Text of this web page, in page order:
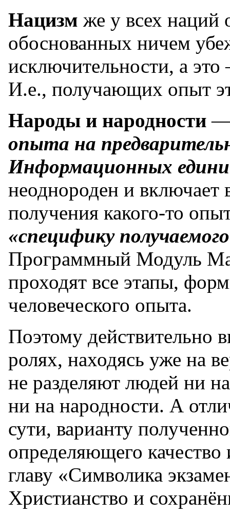
Нацизм же у всех наций
обоснованных ничем
исключительности, а
И.е., получающих опыт
Народы и народности—
опыта на
Информационных
неоднороден и включает
получения какого-то
«специфику
Программный Модуль
проходят все этапы,
человеческого опыта.
Поэтому действительно
ролях, находясь уже на
не разделяют людей ни
ни на народности. А
сути, варианту
определяющего
главу «Символика
Христианство и